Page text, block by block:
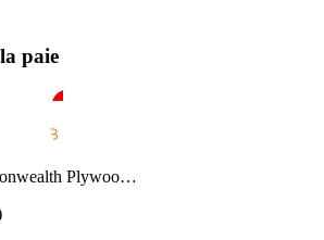
paie
Plywoo…